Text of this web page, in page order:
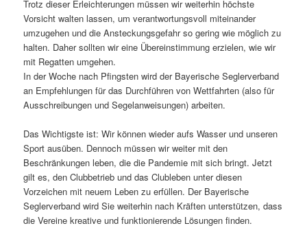
Trotz dieser Erleichterungen müssen wir weiterhin höchste
Vorsicht walten lassen, um verantwortungsvoll miteinander
umzugehen und die Ansteckungsgefahr so gering wie möglich zu
halten. Daher sollten wir eine Übereinstimmung erzielen, wie wir
mit Regatten umgehen.
In der Woche nach Pfingsten wird der Bayerische Seglerverband
an Empfehlungen für das Durchführen von Wettfahrten (also für
Ausschreibungen und Segelanweisungen) arbeiten.
Das Wichtigste ist: Wir können wieder aufs Wasser und unseren
Sport ausüben. Dennoch müssen wir weiter mit den
Beschränkungen leben, die die Pandemie mit sich bringt. Jetzt
gilt es, den Clubbetrieb und das Clubleben unter diesen
Vorzeichen mit neuem Leben zu erfüllen. Der Bayerische
Seglerverband wird Sie weiterhin nach Kräften unterstützen, dass
die Vereine kreative und funktionierende Lösungen finden.